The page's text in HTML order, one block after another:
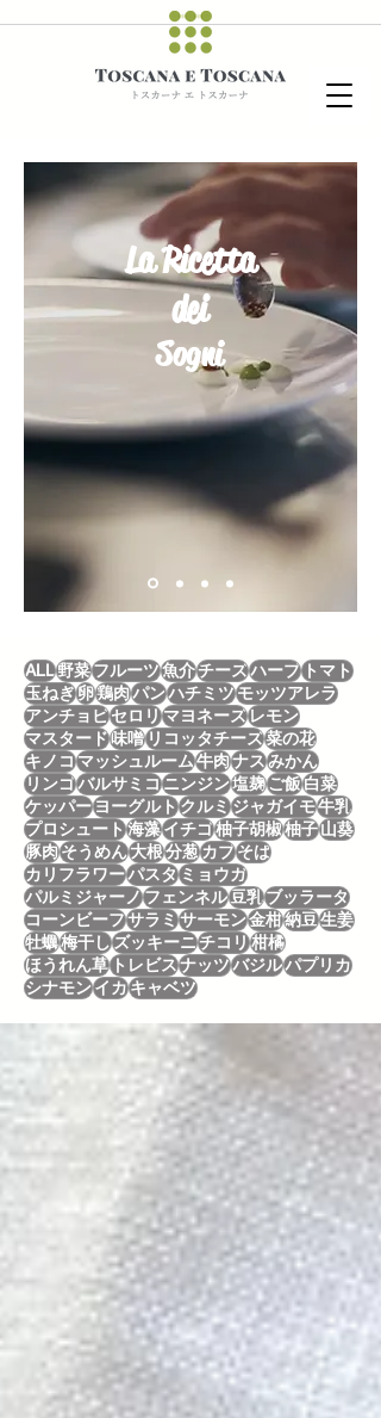
La Ricetta
dei
Sogni
ALL野菜フルーツ魚介チーズハーブトマト
玉ねぎ卵鶏肉パンハチミツモッツアレラ
アンチョビセロリマヨネーズレモン
マスタード味噌リコッタチーズ菜の花
キノコマッシュルーム牛肉ナスみかん
リンゴバルサミコニンジン塩麹ご飯白菜
ケッパーヨーグルトクルミジャガイモ牛乳
プロシュート海藻イチゴ柚子胡椒柚子山葵
豚肉そうめん大根分葱カブそば
カリフラワーパスタミョウガ
パルミジャーノフェンネル豆乳ブッラータ
コーンビーフサラミサーモン金柑納豆生姜
牡蠣梅干しズッキーニチコリ柑橘
ほうれん草トレビスナッツバジルパプリカ
シナモンイカキャベツ